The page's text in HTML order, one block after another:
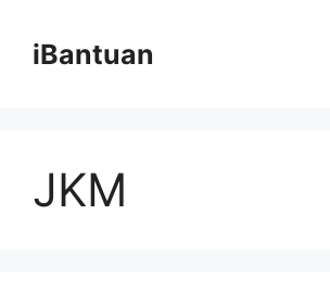
contentiBantuan
JKM